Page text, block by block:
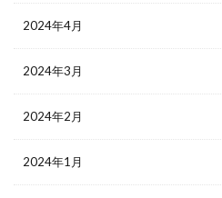
2024年4月
2024年3月
2024年2月
2024年1月